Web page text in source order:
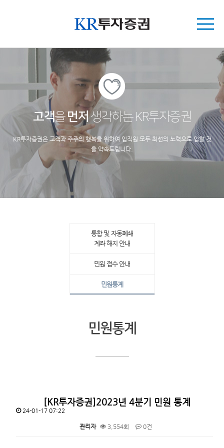
고객을먼저생각하는 KR투자증권
KR투자증권은 고객과 주주의 행복을 위하여 임직원 모두 최선의 노력으로 임할 것
을 약속드립니다.
통합 및 자동폐쇄
계좌 해지 안내
민원 접수 안내
민원통계
민원통계
[KR투자증권]2023년 4분기 민원 통계
24-01-17 07:22
관리자 3,554회 0건